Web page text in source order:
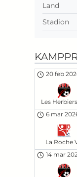
Land
Stadion
20 feb
Les
6 mar
La Roche
14 mar